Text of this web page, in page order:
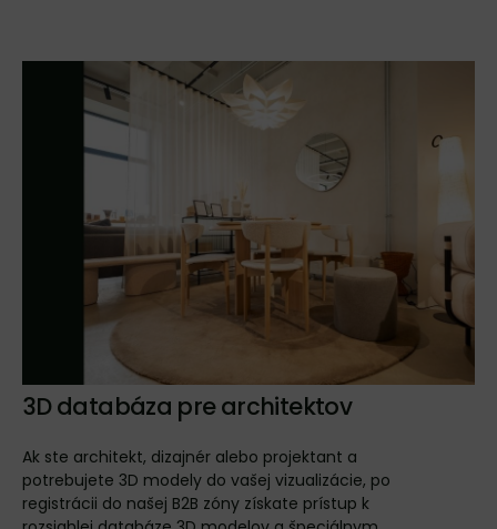
3D databáza pre architektov
Ak ste architekt, dizajnér alebo projektant a
potrebujete 3D modely do vašej vizualizácie, po
registrácii do našej B2B zóny získate prístup k